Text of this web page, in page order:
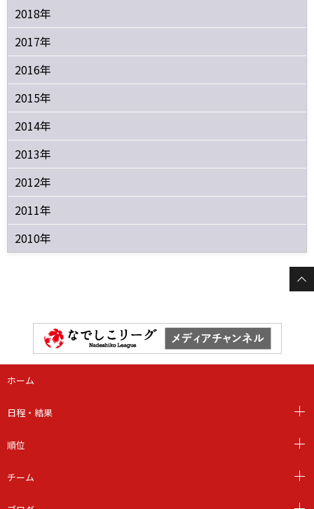
2018年
2017年
2016年
2015年
2014年
2013年
2012年
2011年
2010年
ホーム
日程・結果
順位
チーム